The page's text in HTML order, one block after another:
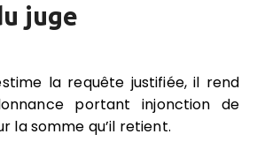
juge
la requête justifiée, il rend
portant injonction de
la somme qu’il retient.